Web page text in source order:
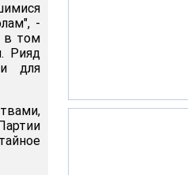
-
в том
Рияд
для